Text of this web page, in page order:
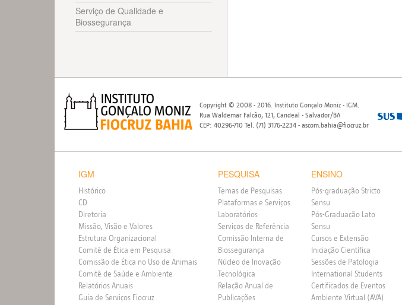
Serviço de Qualidade e
Biossegurança
Copyright © 2008 - 2016. Instituto Gonçalo Moniz - IGM.
Rua Waldemar Falcão, 121, Candeal - Salvador/BA
CEP: 40296-710 Tel. (71) 3176-2234 - ascom.bahia@fiocruz.br
IGM
Histórico
CD
Diretoria
Missão, Visão e Valores
Estrutura Organizacional
Comitê de Ética em Pesquisa
Comissão de Ética no Uso de Animais
Comitê de Saúde e Ambiente
Relatórios Anuais
Guia de Serviços Fiocruz
PESQUISA
Temas de Pesquisas
Plataformas e Serviços
Laboratórios
Serviços de Referência
Comissão Interna de
Biossegurança
Núcleo de Inovação
Tecnológica
Relação Anual de
Publicações
ENSINO
Pós-graduação Stricto
Sensu
Pós-Graduação Lato
Sensu
Cursos e Extensão
Iniciação Científica
Sessões de Patologia
International Students
Certificados de Eventos
Ambiente Virtual (AVA)